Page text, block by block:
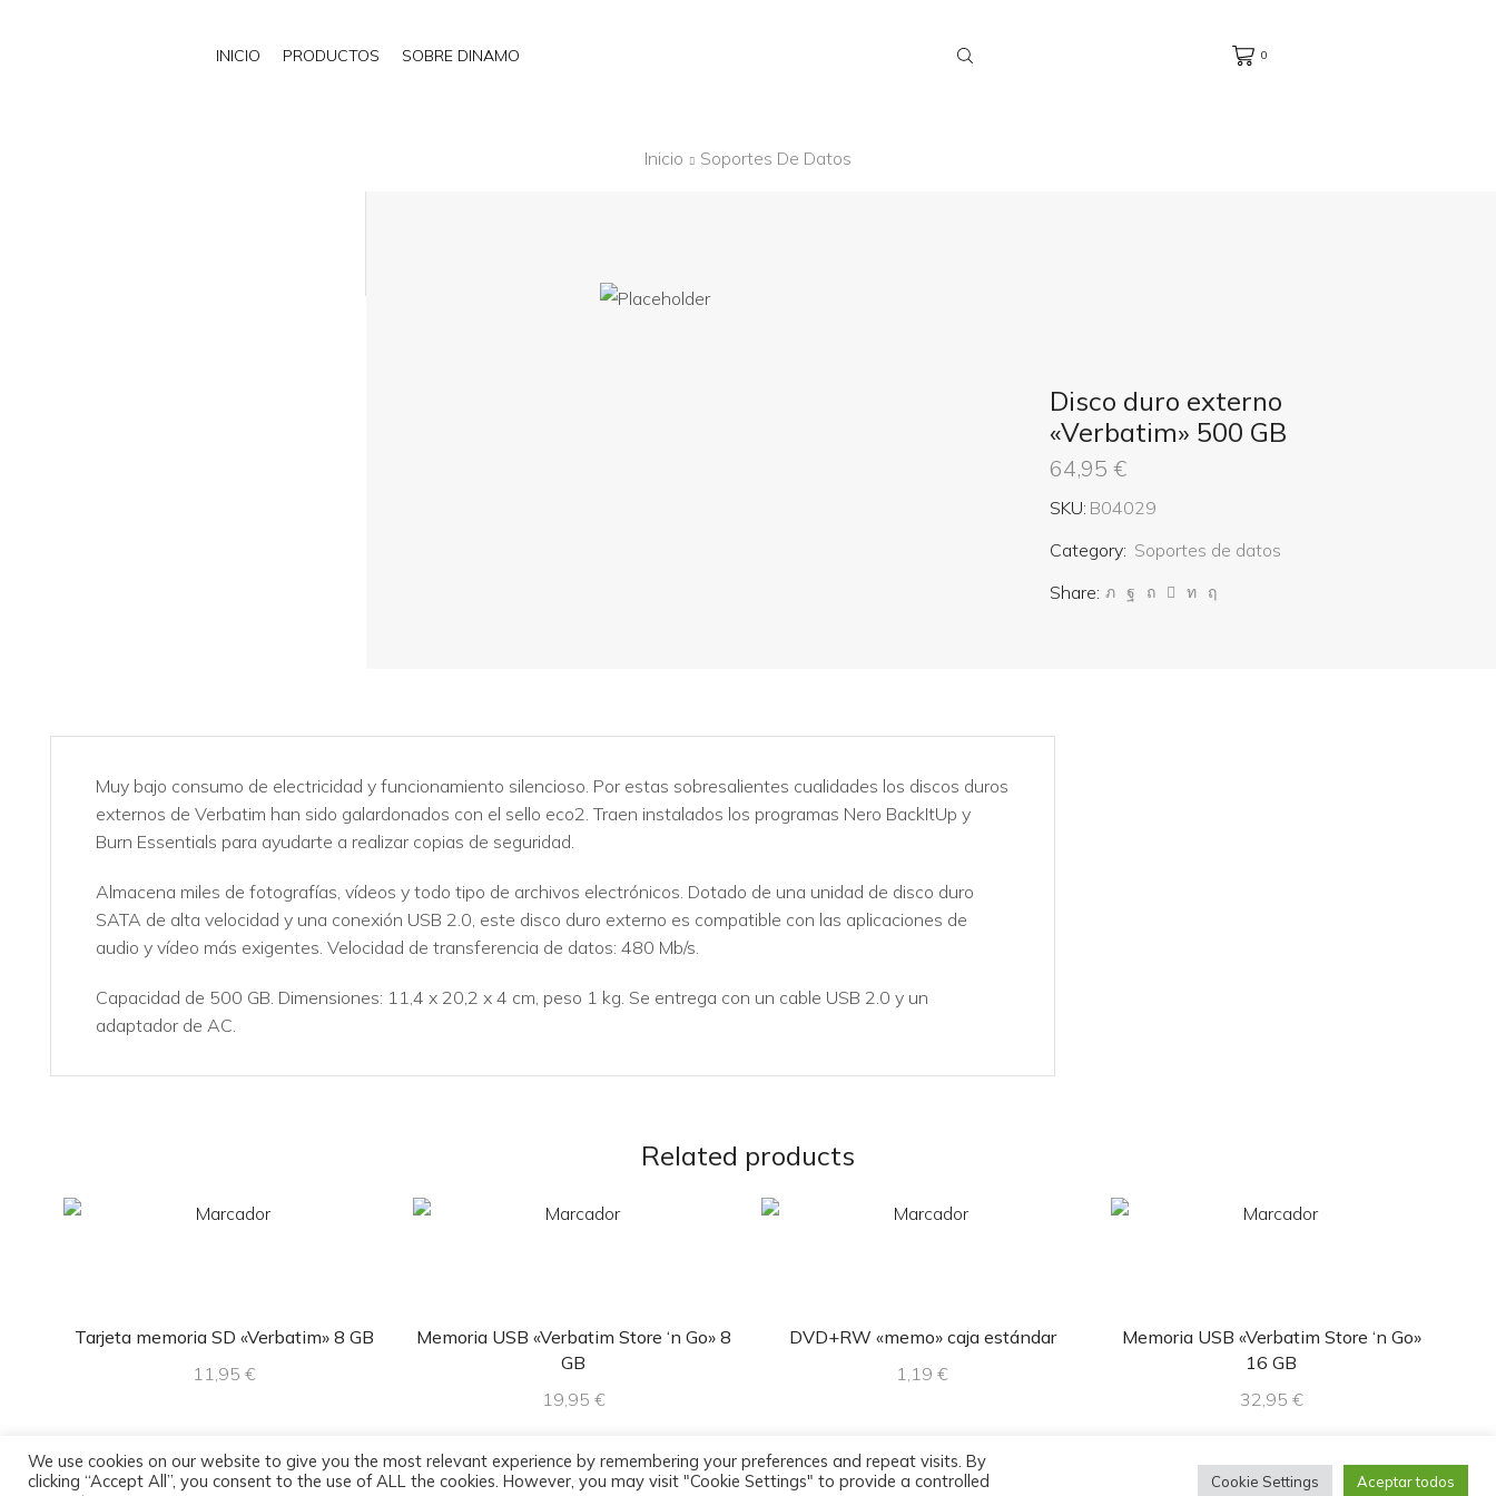
INICIO PRODUCTOS SOBRE DINAMO 0
Inicio Soportes De Datos
Disco duro externo
«Verbatim» 500 GB
64,95 €
SKU: B04029
Category: Soportes de datos
Share:
Muy bajo consumo de electricidad y funcionamiento silencioso. Por estas sobresalientes cualidades los discos duros
externos de Verbatim han sido galardonados con el sello eco2. Traen instalados los programas Nero BackItUp y
Burn Essentials para ayudarte a realizar copias de seguridad.
Almacena miles de fotografías, vídeos y todo tipo de archivos electrónicos. Dotado de una unidad de disco duro
SATA de alta velocidad y una conexión USB 2.0, este disco duro externo es compatible con las aplicaciones de
audio y vídeo más exigentes. Velocidad de transferencia de datos: 480 Mb/s.
Capacidad de 500 GB. Dimensiones: 11,4 x 20,2 x 4 cm, peso 1 kg. Se entrega con un cable USB 2.0 y un
adaptador de AC.
Related products
Tarjeta memoria SD «Verbatim» 8 GB
11,95€
Memoria USB «Verbatim Store ‘n Go» 8
GB
19,95 €
DVD+RW «memo» caja estándar
1,19€
Memoria USB «Verbatim Store ‘n Go»
16 GB
32,95 €
We use cookies on our website to give you the most relevant experience by remembering your preferences and repeat visits. By
clicking “Accept All”, you consent to the use of ALL the cookies. However, you may visit "Cookie Settings" to provide a controlled
Cookie Settings Aceptar todos